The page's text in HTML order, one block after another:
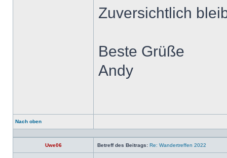
Zuversichtlich
Beste Grüße
Andy
Nach oben
Profil
Uwe06 Betreff des Beitrags: Re: Wandertreffen 2022